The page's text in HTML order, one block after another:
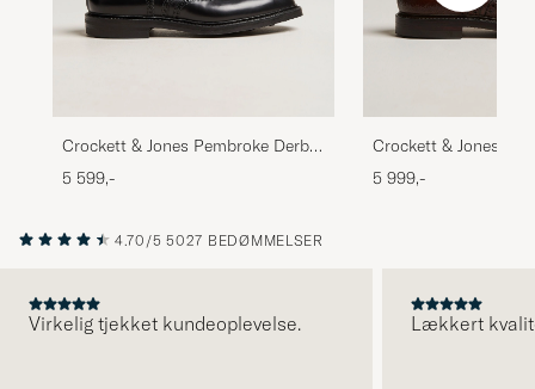
Crockett & Jones Pembroke Derbys
Black Calf
5 599,-
Crockett & Jones
Dark Brown Grained
5 999,-
4.70/5 5027 BEDØMMELSER
Virkelig tjekket kundeoplevelse. Lækkert